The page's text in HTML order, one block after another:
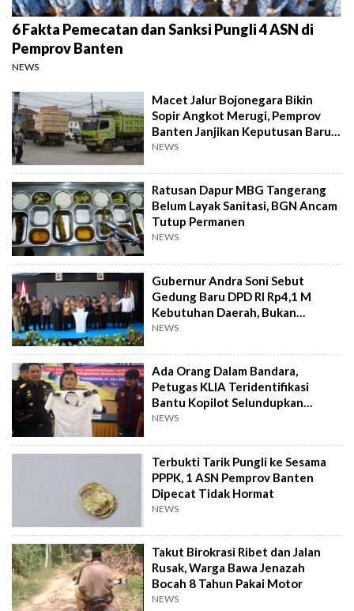
6 Fakta Pemecatan dan Sanksi Pungli 4 ASN di
Pemprov Banten
NEWS
Macet Jalur Bojonegara Bikin
Sopir Angkot Merugi, Pemprov
Banten Janjikan Keputusan Baru 4
Hari Lagi
NEWS
Ratusan Dapur MBG Tangerang
Belum Layak Sanitasi, BGN Ancam
Tutup Permanen
NEWS
Gubernur Andra Soni Sebut
Gedung Baru DPD RI Rp4,1 M
Kebutuhan Daerah, Bukan
Senator
NEWS
Ada Orang Dalam Bandara,
Petugas KLIA Teridentifikasi
Bantu Kopilot Selundupkan
Ekstasi ke Indonesia
NEWS
Terbukti Tarik Pungli ke Sesama
PPPK, 1 ASN Pemprov Banten
Dipecat Tidak Hormat
NEWS
Takut Birokrasi Ribet dan Jalan
Rusak, Warga Bawa Jenazah
Bocah 8 Tahun Pakai Motor
NEWS